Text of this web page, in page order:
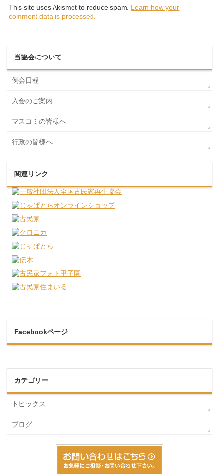
This site uses Akismet to reduce spam. Learn how your
comment data is processed.
当協会について
例会日程
入会のご案内
マスコミの皆様へ
行政の皆様へ
関連リンク
Facebookページ
カテゴリー
トピックス
ブログ